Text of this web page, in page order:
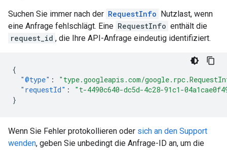
Suchen Sie immer nach der RequestInfo Nutzlast, wenn
eine Anfrage fehlschlägt. Eine RequestInfo enthält die
request_id , die Ihre API-Anfrage eindeutig identifiziert.
{
"@type" :
"type.googleapis.com/
"requestId" :
"t-4490c640-dc5d-4c28-91c1-
}
Wenn Sie Fehler protokollieren oder sich an den Support
wenden, geben Sie unbedingt die Anfrage-ID an, um die